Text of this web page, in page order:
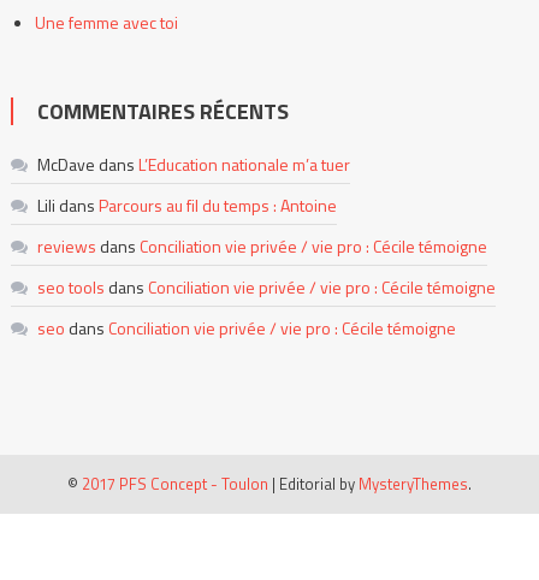
Une femme avec toi
COMMENTAIRES RÉCENTS
McDave dansL’Education nationale m’a tuer
Lili dansParcours au fil du temps : Antoine
reviews dans Conciliation vie privée / vie pro : Cécile témoigne
seo tools dans Conciliation vie privée / vie pro : Cécile témoigne
seo dans Conciliation vie privée / vie pro : Cécile témoigne
© 2017 PFS Concept - Toulon | Editorial by MysteryThemes.